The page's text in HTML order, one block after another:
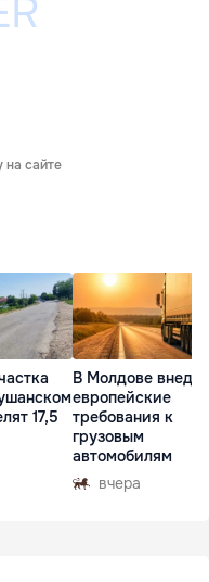
на сайте
17,5
В Молдове
европейские
требования к
грузовым
автомобилям
вчера